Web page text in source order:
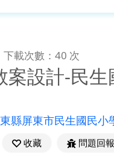
下載次數：40 次
案設計-民
縣屏東市民生國民小
收藏 問題回報